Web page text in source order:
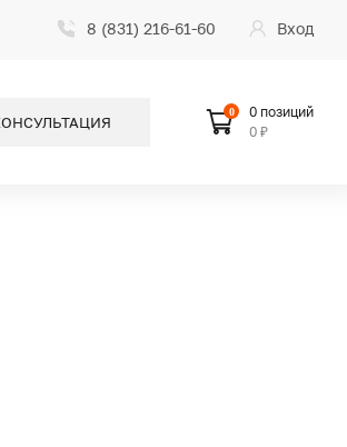
8 (831) 216-61-60 Вход
0
0 позиций
0 ₽